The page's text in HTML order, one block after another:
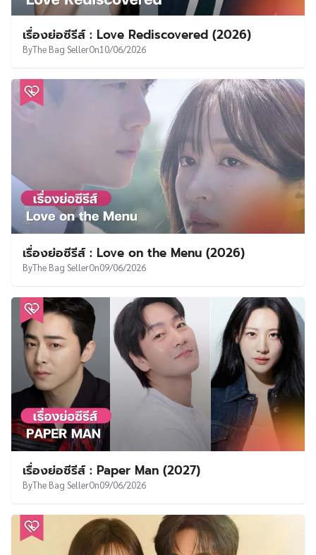
เรื่องย่อซีรีส์ : Love Rediscovered (2026)
ByThe Bag SellerOn10/06/2026
เรื่องย่อซีรีส์ : Love on the Menu (2026)
ByThe Bag SellerOn09/06/2026
เรื่องย่อซีรีส์ : Paper Man (2027)
ByThe Bag SellerOn09/06/2026